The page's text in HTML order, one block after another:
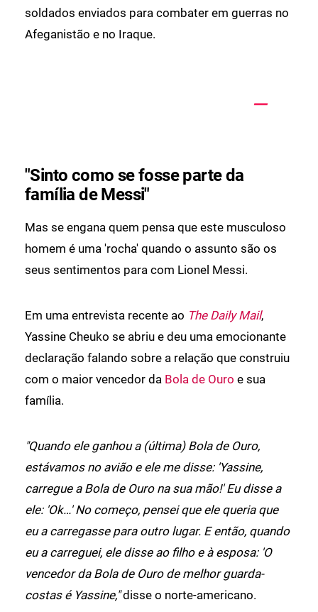
soldados enviados para combater em guerras no
Afeganistão e no Iraque.
"Sinto como se fosse parte da
família de Messi"
Mas se engana quem pensa que este musculoso
homem é uma 'rocha' quando o assunto são os
seus sentimentos para com Lionel Messi.
Em uma entrevista recente ao The Daily Mail,
Yassine Cheuko se abriu e deu uma emocionante
declaração falando sobre a relação que construiu
com o maior vencedor da Bola de Ouro e sua
família.
"Quando ele ganhou a (última) Bola de Ouro,
estávamos no avião e ele me disse: 'Yassine,
carregue a Bola de Ouro na sua mão!' Eu disse a
ele: 'Ok…' No começo, pensei que ele queria que
eu a carregasse para outro lugar. E então, quando
eu a carreguei, ele disse ao filho e à esposa: 'O
vencedor da Bola de Ouro de melhor guarda-
costas é Yassine,"disse o norte-americano.